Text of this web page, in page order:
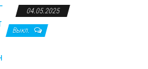
04.05.2025
Выкл.